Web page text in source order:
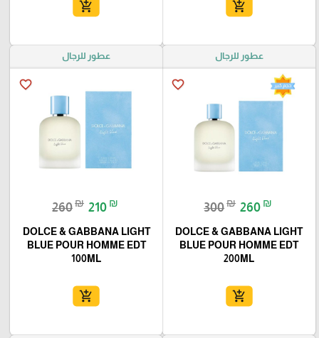
add_shopping_cart
add_shopping_cart
عطور للرجال
favorite_border
300₪ 260 ₪
DOLCE & GABBANA LIGHT
BLUE POUR HOMME EDT
200ML
add_shopping_cart
عطور للرجال
favorite_border
260₪ 210 ₪
DOLCE & GABBANA LIGHT
BLUE POUR HOMME EDT
100ML
add_shopping_cart